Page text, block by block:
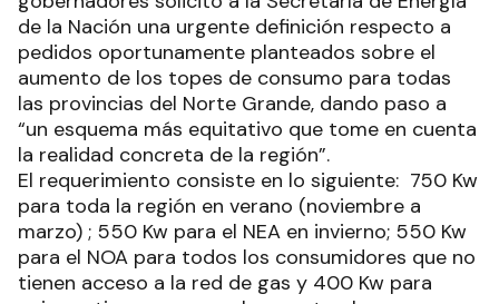
de la Nación una urgente definición respecto a
pedidos oportunamente planteados sobre el
aumento de los topes de consumo para todas
las provincias del Norte Grande, dando paso a
“un esquema más equitativo que tome en cuenta
la realidad concreta de la región”.
El requerimiento consiste en lo siguiente: 750 Kw
para toda la región en verano (noviembre a
marzo) ; 550 Kw para el NEA en invierno; 550 Kw
para el NOA para todos los consumidores que no
tienen acceso a la red de gas y 400 Kw para